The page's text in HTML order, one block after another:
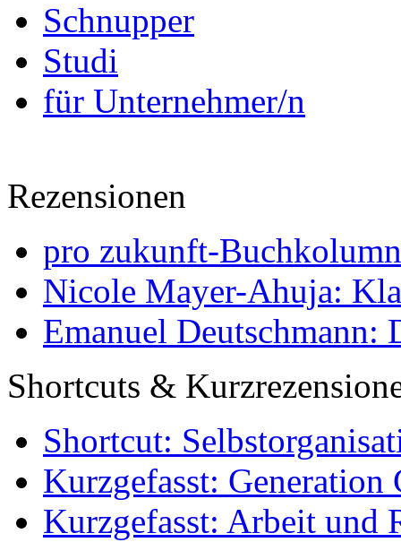
Schnupper
Studi
für Unternehmer/n
Rezensionen
pro zukunft-
Nicole Mayer-Ahuja:
Emanuel Deutschmann:
Shortcuts &
Shortcut:
Kurzgefasst: Generation
Kurzgefasst: Arbeit und